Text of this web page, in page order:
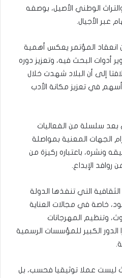
الوطني الأصيل، بوصفه
عبر الأجيال.
انعقاد المؤتمر يعكس أهمية
أدوات البحث فيه، وتعزيز دوره
إلى أن البلاد شهدت خلال
أسهم في تعزيز مكانة الأدب
بعد سلسلة من الفعاليات
الجهات المعنية بمواصلة
ونشره، باعتباره ركيزة من
روافد الإبداع.
التي تنفذها الدولة
خاصة في مجالات العناية
وتنظيم المهرجانات
الدور الكبير للمؤسسات الرسمية
ليست عملا توثيقيا فحسب، بل